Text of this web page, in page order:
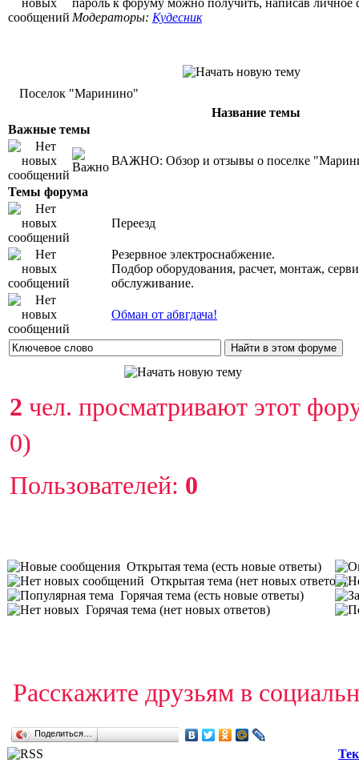
пароль к форуму можно получить, написав личное
Модераторы: Кудесник
Поселок "Маринино"
Название темы
Важные темы
ВАЖНО: Обзор и отзывы о поселке
Темы форума
Переезд
Резервное электроснабжение.
Подбор оборудования, расчет, монтаж,
обслуживание.
Обман от абвгдача!
2 чел. просматривают этот
0)
Пользователей: 0
Открытая тема (есть новые ответы)
Открытая тема (нет новых ответов)
Горячая тема (есть новые ответы)
Горячая тема (нет новых ответов)
Расскажите друзьям в
Поделиться…